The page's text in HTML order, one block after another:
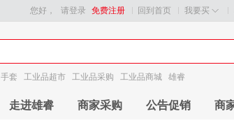
回到首页 我要买
您好， 请登录 免费注册
手套 工业品超市 工业品采购 工业品商城 雄睿
走进雄睿 商家采购 公告促销 商